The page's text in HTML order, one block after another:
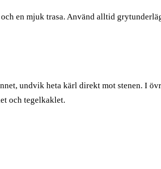
en mjuk trasa. Använd alltid
undvik heta kärl direkt mot stenen. I
och tegelkaklet.